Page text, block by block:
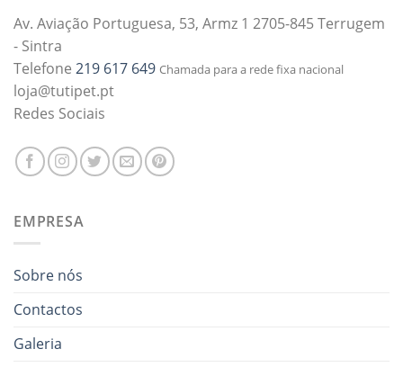
Av. Aviação Portuguesa, 53, Armz 1 2705-845 Terrugem
- Sintra
Telefone 219 617 649 Chamada para a rede fixa nacional
loja@tutipet.pt
Redes Sociais
EMPRESA
Sobre nós
Contactos
Galeria